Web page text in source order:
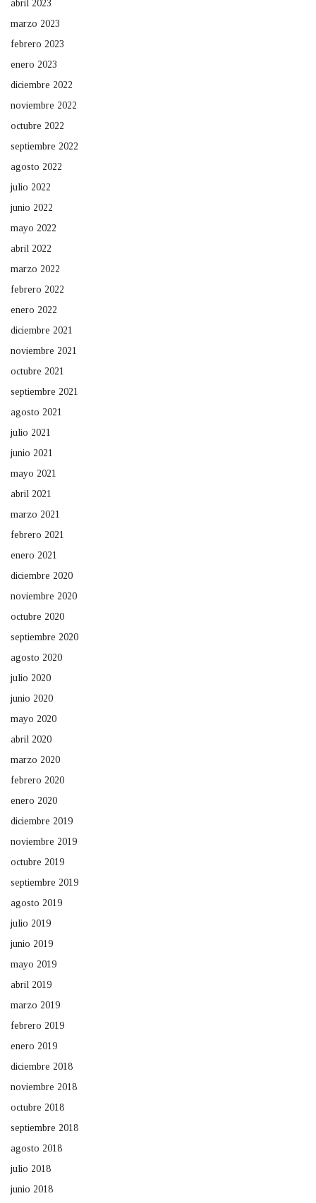
abril 2023
marzo 2023
febrero 2023
enero 2023
diciembre 2022
noviembre 2022
octubre 2022
septiembre 2022
agosto 2022
julio 2022
junio 2022
mayo 2022
abril 2022
marzo 2022
febrero 2022
enero 2022
diciembre 2021
noviembre 2021
octubre 2021
septiembre 2021
agosto 2021
julio 2021
junio 2021
mayo 2021
abril 2021
marzo 2021
febrero 2021
enero 2021
diciembre 2020
noviembre 2020
octubre 2020
septiembre 2020
agosto 2020
julio 2020
junio 2020
mayo 2020
abril 2020
marzo 2020
febrero 2020
enero 2020
diciembre 2019
noviembre 2019
octubre 2019
septiembre 2019
agosto 2019
julio 2019
junio 2019
mayo 2019
abril 2019
marzo 2019
febrero 2019
enero 2019
diciembre 2018
noviembre 2018
octubre 2018
septiembre 2018
agosto 2018
julio 2018
junio 2018